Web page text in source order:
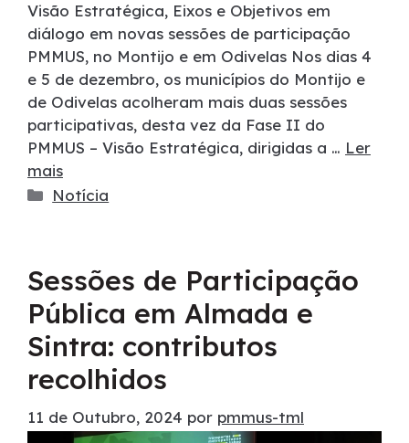
Visão Estratégica, Eixos e Objetivos em
diálogo em novas sessões de participação
PMMUS, no Montijo e em Odivelas Nos dias 4
e 5 de dezembro, os municípios do Montijo e
de Odivelas acolheram mais duas sessões
participativas, desta vez da Fase II do
PMMUS – Visão Estratégica, dirigidas a … Ler
mais
Notícia
Sessões de Participação
Pública em Almada e
Sintra: contributos
recolhidos
11 de Outubro, 2024 por pmmus-tml